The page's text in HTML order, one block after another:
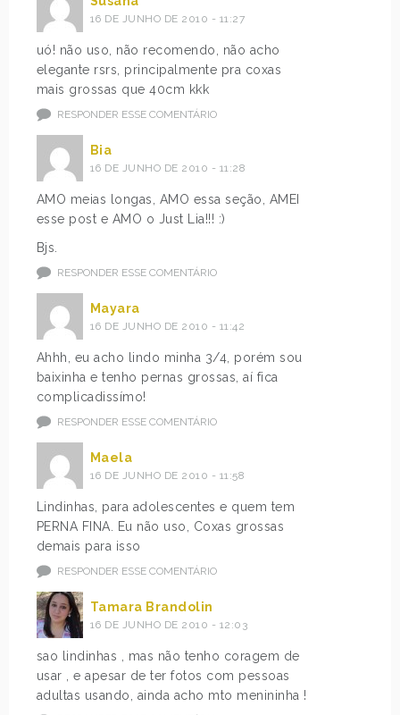
16 DE JUNHO DE 2010 - 11:27
uó! não uso, não recomendo, não acho
elegante rsrs, principalmente pra coxas
mais grossas que 40cm kkk
RESPONDER ESSE COMENTÁRIO
Bia
16 DE JUNHO DE 2010 - 11:28
AMO meias longas, AMO essa seção, AMEI
esse post e AMO o Just Lia!!! :)
Bjs.
RESPONDER ESSE COMENTÁRIO
Mayara
16 DE JUNHO DE 2010 - 11:42
Ahhh, eu acho lindo minha 3/4, porém sou
baixinha e tenho pernas grossas, aí fica
complicadissímo!
RESPONDER ESSE COMENTÁRIO
Maela
16 DE JUNHO DE 2010 - 11:58
Lindinhas, para adolescentes e quem tem
PERNA FINA. Eu não uso, Coxas grossas
demais para isso
RESPONDER ESSE COMENTÁRIO
Tamara Brandolin
16 DE JUNHO DE 2010 - 12:03
sao lindinhas , mas não tenho coragem de
usar , e apesar de ter fotos com pessoas
adultas usando, ainda acho mto menininha !